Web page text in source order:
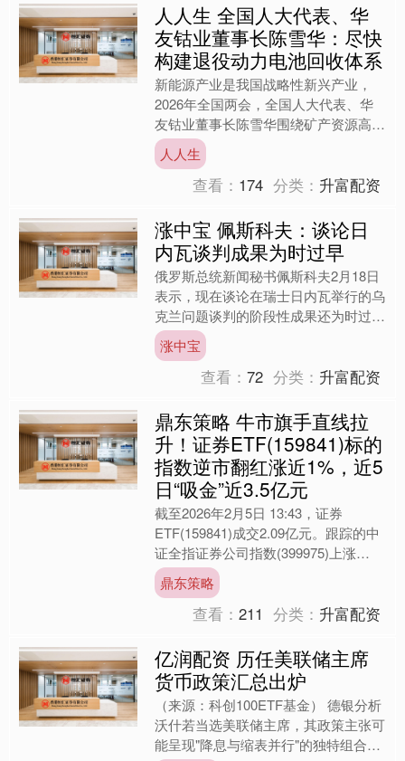
人人生 全国人大代表、华
友钴业董事长陈雪华：尽快
构建退役动力电池回收体系
新能源产业是我国战略性新兴产业，
2026年全国两会，全国人大代表、华
友钴业董事长陈雪华围绕矿产资源高质
量开发、退役电池回收等议题建言献
策。陈雪华建议，加快构建磷....
人人生
查看： 174 分类： 升富配资
涨中宝 佩斯科夫：谈论日
内瓦谈判成果为时过早
俄罗斯总统新闻秘书佩斯科夫2月18日
表示，现在谈论在瑞士日内瓦举行的乌
克兰问题谈判的阶段性成果还为时过
早。他未回应在日内瓦是否讨论了俄总
统普京与乌总统泽连斯基会....
涨中宝
查看：72 分类： 升富配资
鼎东策略 牛市旗手直线拉
升！证券ETF(159841)标的
指数逆市翻红涨近1%，近5
日“吸金”近3.5亿元
截至2026年2月5日 13:43，证券
ETF(159841)成交2.09亿元。跟踪的中
证全指证券公司指数(399975)上涨
0.64%，成分股华林证券上涨10....
鼎东策略
查看：211 分类： 升富配资
亿润配资 历任美联储主席
货币政策汇总出炉
（来源：科创100ETF基金） 德银分析
沃什若当选美联储主席，其政策主张可
能呈现"降息与缩表并行"的独特组合。